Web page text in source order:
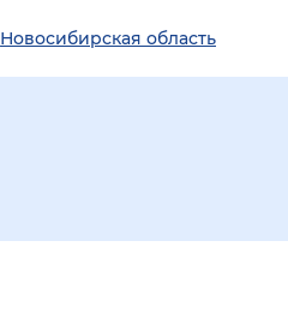
Новосибирская область